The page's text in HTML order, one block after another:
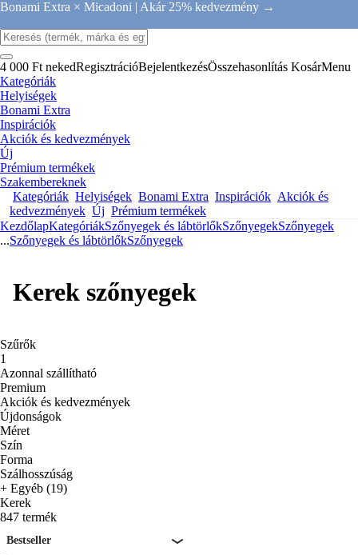
Bonami Extra × Micadoni | Akár 25% kedvezmény →
4 000 Ft nekedRegisztrációBejelentkezésÖsszehasonlítás KosárMenu
Kategóriák
Helyiségek
Bonami Extra
Inspirációk
Akciók és kedvezmények
Új
Prémium termékek
Szakembereknek
Kategóriák Helyiségek Bonami Extra Inspirációk Akciók és
kedvezmények Új Prémium termékek
KezdőlapKategóriákSzőnyegek és lábtörlőkSzőnyegekSzőnyegek
...Szőnyegek és lábtörlőkSzőnyegek
Kerek szőnyegek
Szűrők
1
Azonnal szállítható
Premium
Akciók és kedvezmények
Újdonságok
Méret
Szín
Forma
Szálhosszúság
+ Egyéb (19)
Kerek
847 termék
Bestseller